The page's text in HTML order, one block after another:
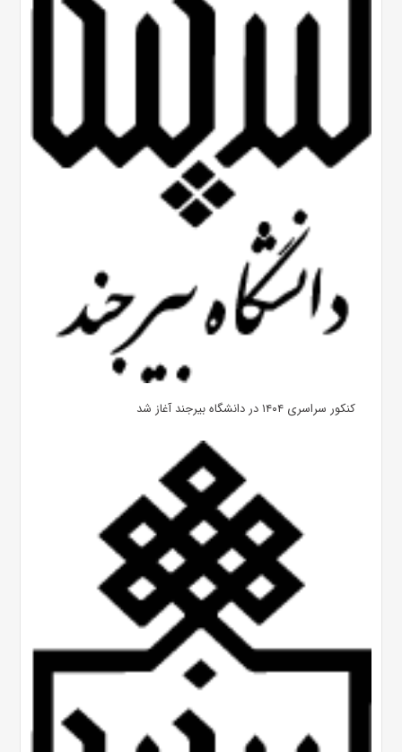
کنکور سراسری ۱۴۰۴ در دانشگاه بیرجند آغاز شد